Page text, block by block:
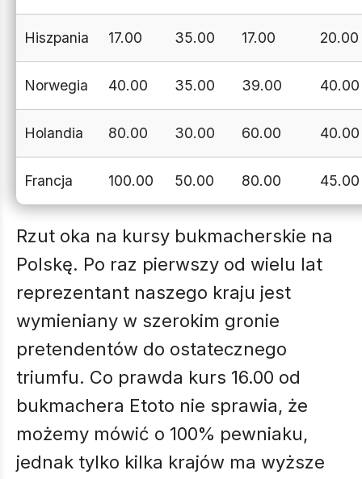
Hiszpania 17.00 35.00 17.00 20.00
Norwegia 40.00 35.00 39.00 40.00
Holandia 80.00 30.00 60.00 40.00
Francja 100.00 50.00 80.00 45.00
Rzut oka na kursy bukmacherskie na
Polskę. Po raz pierwszy od wielu lat
reprezentant naszego kraju jest
wymieniany w szerokim gronie
pretendentów do ostatecznego
triumfu. Co prawda kurs 16.00 od
bukmachera Etoto nie sprawia, że
możemy mówić o 100% pewniaku,
jednak tylko kilka krajów ma wyższe